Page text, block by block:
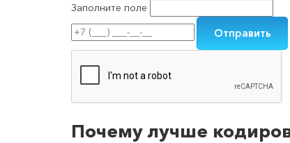
Заполните поле
Почему лучше